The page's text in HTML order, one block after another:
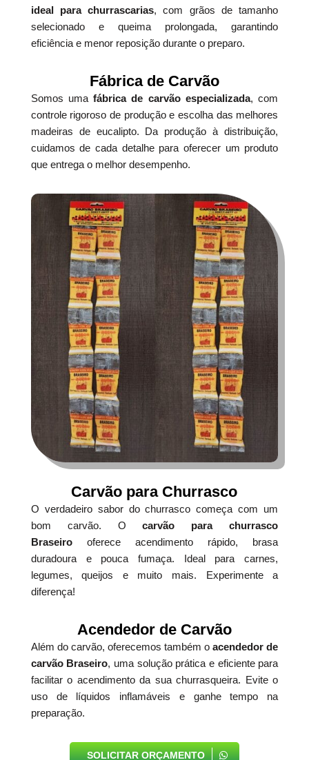
ideal para churrascarias, com grãos de tamanho
selecionado e queima prolongada, garantindo
eficiência e menor reposição durante o preparo.
Fábrica de Carvão
Somos umafábrica de carvão especializada, com
controle rigoroso de produção e escolha das melhores
madeiras de eucalipto. Da produção à distribuição,
cuidamos de cada detalhe para oferecer um produto
que entrega o melhor desempenho.
Carvão para Churrasco
O verdadeiro sabor do churrasco começa com um
bom carvão. Ocarvão para churrasco
Braseirooferece acendimento rápido, brasa
duradoura e pouca fumaça. Ideal para carnes,
legumes, queijos e muito mais. Experimente a
diferença!
Acendedor de Carvão
Além do carvão, oferecemos também oacendedor de
carvão Braseiro, uma solução prática e eficiente para
facilitar o acendimento da sua churrasqueira. Evite o
uso de líquidos inflamáveis e ganhe tempo na
preparação.
SOLICITAR ORÇAMENTO